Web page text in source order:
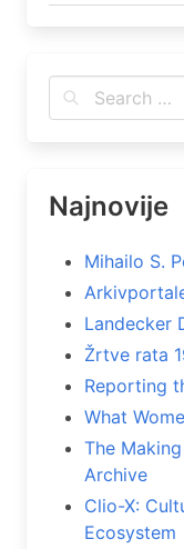
Najnovije
Mihailo S.
Landecker
Žrtve rata
Reporting
What
The
Archive
Clio-X:
Ecosystem